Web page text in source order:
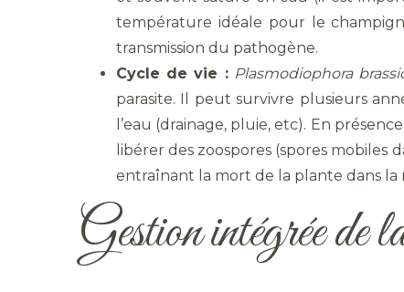
température idéale pour le
transmission du pathogène.
Cycle de vie : Plasmodiophora
parasite. Il peut survivre plusieurs
l’eau (drainage, pluie, etc). En
libérer des zoospores (spores mobiles
entraînant la mort de la plante dans la
Gestion intégrée de